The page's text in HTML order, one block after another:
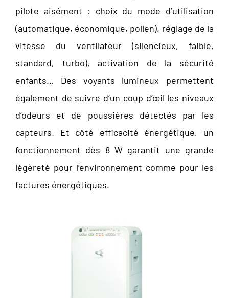
pilote aisément : choix du mode d’utilisation
(automatique, économique, pollen), réglage de la
vitesse du ventilateur (silencieux, faible,
standard, turbo), activation de la sécurité
enfants… Des voyants lumineux permettent
également de suivre d’un coup d’œil les niveaux
d’odeurs et de poussières détectés par les
capteurs. Et côté efficacité énergétique, un
fonctionnement dès 8 W garantit une grande
légèreté pour l’environnement comme pour les
factures énergétiques.